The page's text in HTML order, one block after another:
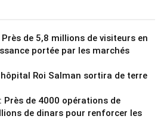
de 5,8 millions de visiteurs en
portée par les marchés
Roi Salman sortira de terre
de 4000 opérations de
de dinars pour renforcer les